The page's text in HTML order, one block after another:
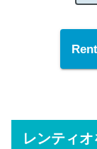
レンティ